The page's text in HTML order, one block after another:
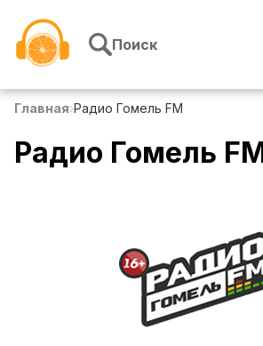
Поиск
Главная›Радио Гомель FM
Радио Гомель